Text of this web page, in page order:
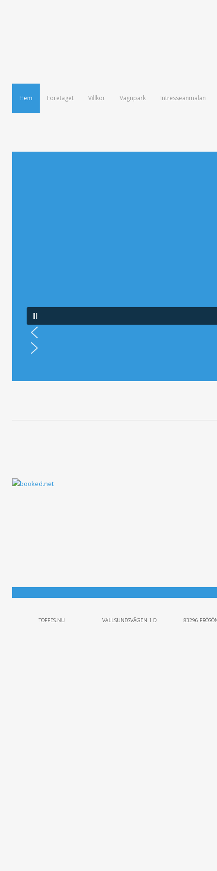
Hem Företaget Villkor Vagnpark Intresseanmälan
TOFFES.NU VALLSUNDSVÄGEN 1 D 83296